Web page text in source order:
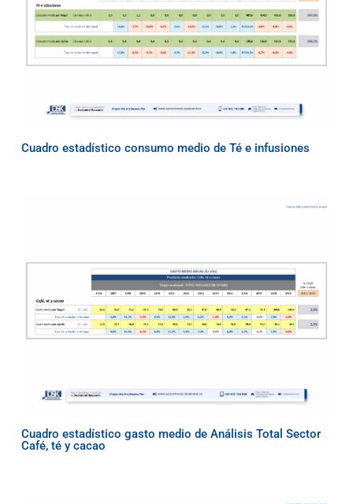
Cuadro estadístico consumo medio de Té e infusiones
Cuadro estadístico gasto medio de Análisis Total Sector
Café, té y cacao